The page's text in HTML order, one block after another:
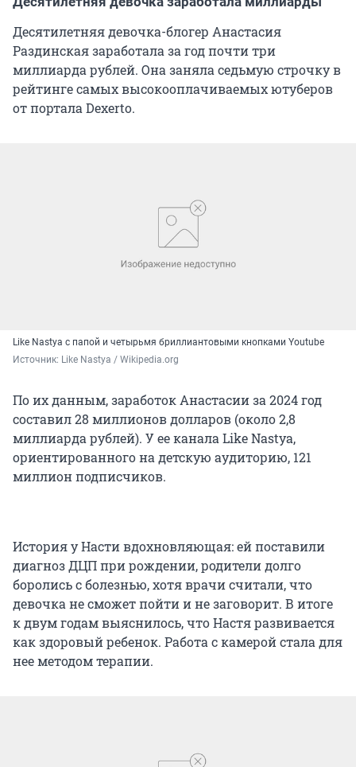
Десятилетняя девочка-блогер Анастасия
Раздинская заработала за год почти три
миллиарда рублей. Она заняла седьмую строчку в
рейтинге самых высокооплачиваемых ютуберов
от портала Dexerto.
Like Nastya с папой и четырьмя бриллиантовыми кнопками Youtube
Источник: Like Nastya / Wikipedia.org
По их данным, заработок Анастасии за 2024 год
составил 28 миллионов долларов (около 2,8
миллиарда рублей). У ее канала Like Nastya,
ориентированного на детскую аудиторию, 121
миллион подписчиков.
История у Насти вдохновляющая: ей поставили
диагноз ДЦП при рождении, родители долго
боролись с болезнью, хотя врачи считали, что
девочка не сможет пойти и не заговорит. В итоге
к двум годам выяснилось, что Настя развивается
как здоровый ребенок. Работа с камерой стала для
нее методом терапии.